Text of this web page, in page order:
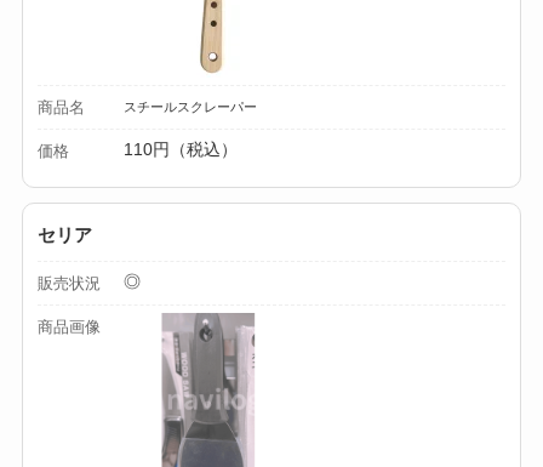
商品名 スチールスクレーパー
価格 110円（税込）
セリア
販売状況 ◎
商品画像